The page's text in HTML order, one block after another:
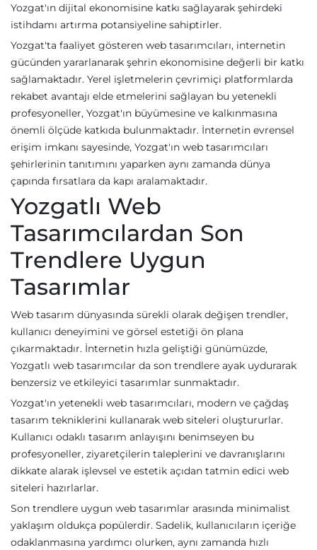
Yozgat'ın dijital ekonomisine katkı sağlayarak şehirdeki
istihdamı artırma potansiyeline sahiptirler.
Yozgat'ta faaliyet gösteren web tasarımcıları, internetin
gücünden yararlanarak şehrin ekonomisine değerli bir katkı
sağlamaktadır. Yerel işletmelerin çevrimiçi platformlarda
rekabet avantajı elde etmelerini sağlayan bu yetenekli
profesyoneller, Yozgat'ın büyümesine ve kalkınmasına
önemli ölçüde katkıda bulunmaktadır. İnternetin evrensel
erişim imkanı sayesinde, Yozgat'ın web tasarımcıları
şehirlerinin tanıtımını yaparken aynı zamanda dünya
çapında fırsatlara da kapı aralamaktadır.
Yozgatlı Web
Tasarımcılardan Son
Trendlere Uygun
Tasarımlar
Web tasarım dünyasında sürekli olarak değişen trendler,
kullanıcı deneyimini ve görsel estetiği ön plana
çıkarmaktadır. İnternetin hızla geliştiği günümüzde,
Yozgatlı web tasarımcılar da son trendlere ayak uydurarak
benzersiz ve etkileyici tasarımlar sunmaktadır.
Yozgat'ın yetenekli web tasarımcıları, modern ve çağdaş
tasarım tekniklerini kullanarak web siteleri oluştururlar.
Kullanıcı odaklı tasarım anlayışını benimseyen bu
profesyoneller, ziyaretçilerin taleplerini ve davranışlarını
dikkate alarak işlevsel ve estetik açıdan tatmin edici web
siteleri hazırlarlar.
Son trendlere uygun web tasarımlar arasında minimalist
yaklaşım oldukça popülerdir. Sadelik, kullanıcıların içeriğe
odaklanmasına yardımcı olurken, aynı zamanda hızlı